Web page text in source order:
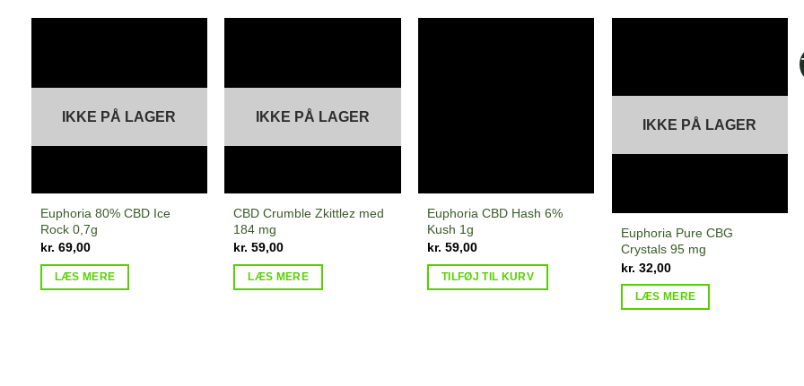
IKKE PÅ LAGER
Euphoria 80% CBD Ice
Rock 0,7g
kr. 69,00
LÆS MERE
IKKE PÅ LAGER
CBD Crumble Zkittlez med
184 mg
kr. 59,00
LÆS MERE
Euphoria CBD Hash 6%
Kush 1g
kr. 59,00
TILFØJ TIL KURV
IKKE PÅ LAGER
Euphoria Pure CBG
Crystals 95 mg
kr. 32,00
LÆS MERE